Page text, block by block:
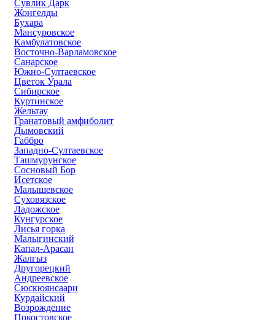
Сувлик Дарк
Жонгелды
Бухара
Мансуровское
Камбулатовское
Восточно-Варламовское
Санарское
Южно-Султаевское
Цветок Урала
Сибирское
Куртинское
Жельтау
Гранатовый амфиболит
Дымовский
Габбро
Западно-Султаевское
Ташмурунское
Сосновый Бор
Исетское
Малышевское
Суховязское
Ладожское
Кунгурское
Лисья горка
Малыгинский
Капал-Арасан
Жалгыз
Другорецкий
Андреевское
Сюскюянсаари
Курдайский
Возрождение
Покостовское